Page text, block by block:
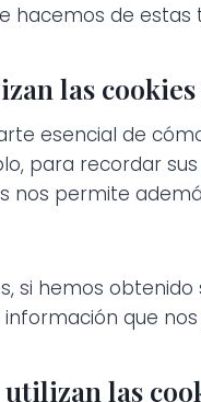
hacemos de
las cookies
esencial de
para recordar
nos permite
si hemos
que
las